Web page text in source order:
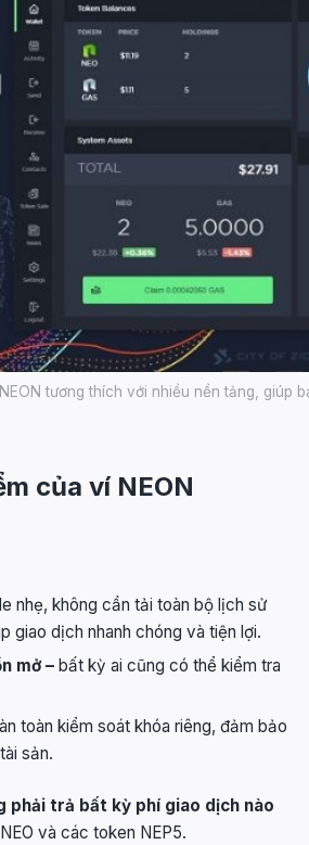
tương thích với nhiều nền tảng, giúp
của ví NEON
nhẹ, không cần tải toàn bộ lịch sử
giao dịch nhanh chóng và tiện lợi.
mở – bất kỳ ai cũng có thể kiểm tra
toàn kiểm soát khóa riêng, đảm bảo
sản.
phải trả bất kỳ phí giao dịch nào
và các token NEP5.